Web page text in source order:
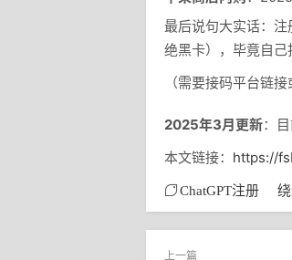
最后说句大实话：
绝黑卡），毕竟自己
（需要接码平台链
2025年3月更新：
本文链接： https://
ChatGPT注册